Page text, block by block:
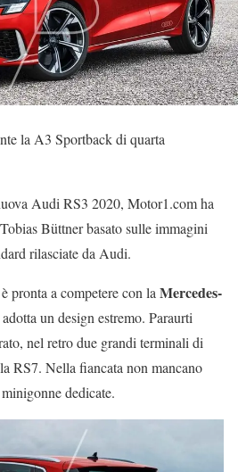
la A3 Sportback di quarta
Audi RS3 2020, Motor1.com ha
Büttner basato sulle immagini
rilasciate da Audi.
pronta a competere con laMercedes-
un design estremo. Paraurti
nel retro due grandi terminali di
RS7. Nella fiancata non mancano
dedicate.